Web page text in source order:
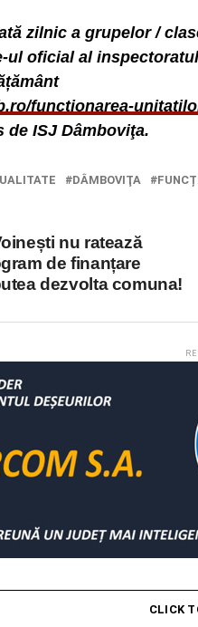
zilnic a grupelor /
ul oficial al
functionarea-
de ISJ Dâmboviţa.
DÂMBOVIŢA
nu ratează
de finanțare
dezvolta comuna!
CLICK